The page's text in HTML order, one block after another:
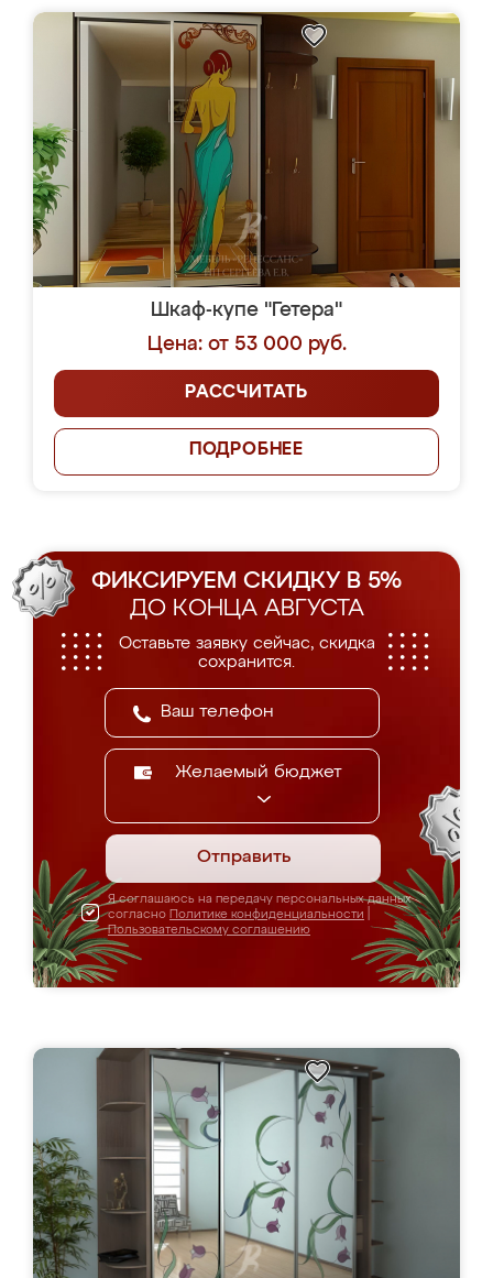
Шкаф-купе "Гетера"
Цена: от 53 000 руб.
РАССЧИТАТЬ
ПОДРОБНЕЕ
ФИКСИРУЕМ СКИДКУ В 5%
ДО КОНЦА АВГУСТА
Оставьте заявку сейчас, скидка
сохранится.
Желаемый бюджет
Отправить
Я соглашаюсь на передачу персональных данных
согласно Политике конфиденциальности
Пользовательскому соглашению